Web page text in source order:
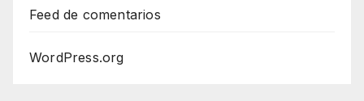
Feed de comentarios
WordPress.org